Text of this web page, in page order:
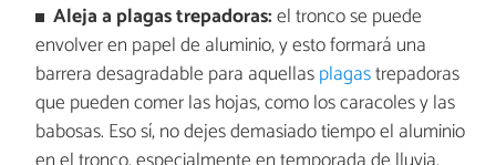
Aleja a plagas trepadoras:el tronco se puede
envolver en papel de aluminio, y esto formará una
barrera desagradable para aquellasplagastrepadoras
que pueden comer las hojas, como los caracoles y las
babosas. Eso sí, no dejes demasiado tiempo el aluminio